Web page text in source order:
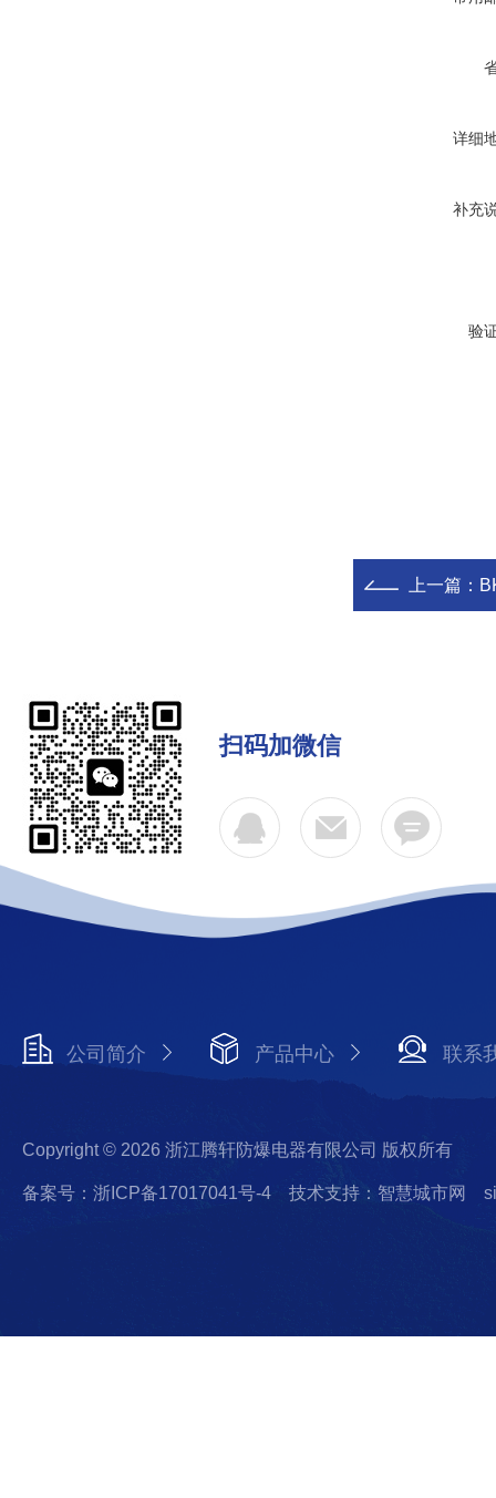
详细
补充
验
上一篇：
扫码加微信
公司简介 产品中心 联系
Copyright © 2026 浙江腾轩防爆电器有限公司 版权所有
备案号：浙ICP备17017041号-4 技术支持：智慧城市网